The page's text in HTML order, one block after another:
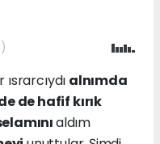
alnımda
de hafif kırık
aldım